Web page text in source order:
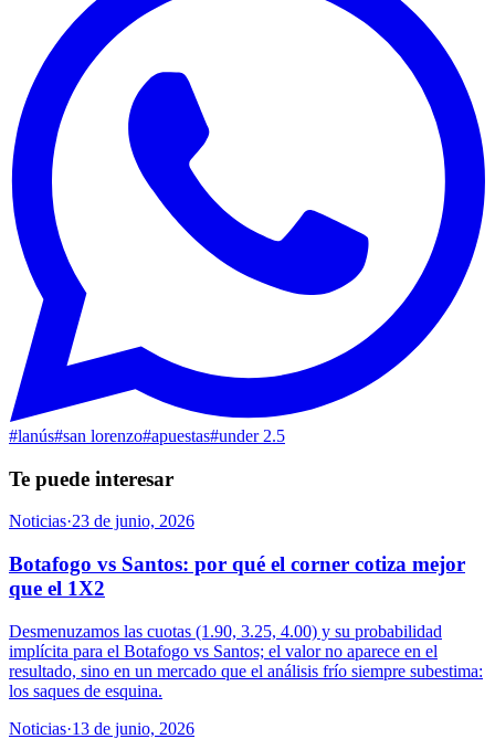
#lanús#san lorenzo#apuestas#under 2.5
Te puede interesar
Noticias·23 de junio, 2026
Botafogo vs Santos: por qué el corner cotiza mejor
que el 1X2
Desmenuzamos las cuotas (1.90, 3.25, 4.00) y su probabilidad
implícita para el Botafogo vs Santos; el valor no aparece en el
resultado, sino en un mercado que el análisis frío siempre subestima:
los saques de esquina.
Noticias·13 de junio, 2026